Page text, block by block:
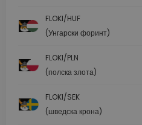
FLOKI/HUF
(Унгарски форинт)
FLOKI/PLN
(полска злота)
FLOKI/SEK
(шведска крона)